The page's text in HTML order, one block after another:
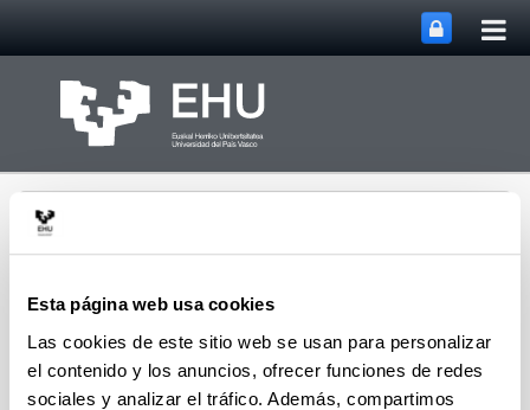
Esta página web usa cookies
Las cookies de este sitio web se usan para personalizar
el contenido y los anuncios, ofrecer funciones de redes
sociales y analizar el tráfico. Además, compartimos
Departamento de
Geología
MenúAbrir/cerrar